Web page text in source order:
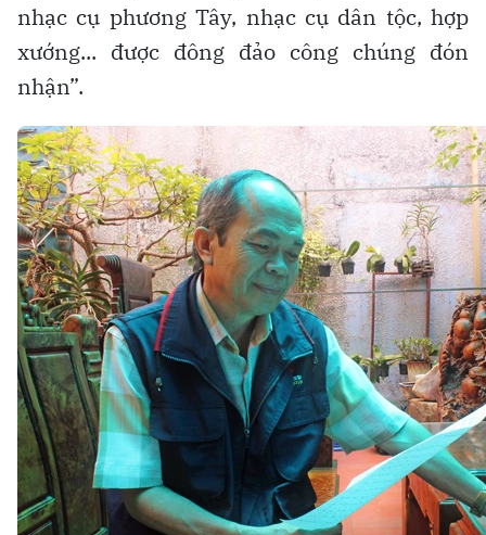
nhạc cụ phương Tây, nhạc cụ dân tộc, hợp
xướng... được đông đảo công chúng đón
nhận”.